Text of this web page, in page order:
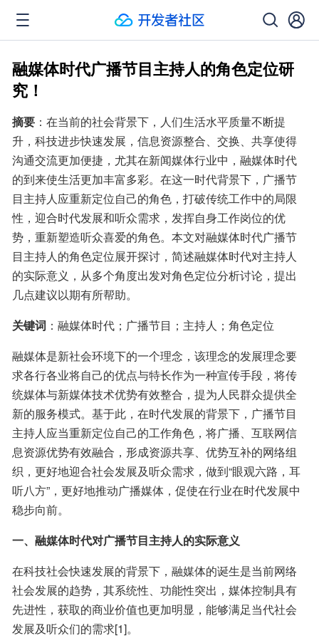
融媒体时代广播节目主持人的角色定位研
究！
摘要 ：在当前的社会背景下，人们生活水平质量不断提
升，科技进步快速发展，信息资源整合、交换、共享使得
沟通交流更加便捷，尤其在新闻媒体行业中，融媒体时代
的到来使生活更加丰富多彩。在这一时代背景下，广播节
目主持人应重新定位自己的角色，打破传统工作中的局限
性，迎合时代发展和听众需求，发挥自身工作岗位的优
势，重新塑造听众喜爱的角色。本文对融媒体时代广播节
目主持人的角色定位展开探讨，简述融媒体时代对主持人
的实际意义，从多个角度出发对角色定位分析讨论，提出
几点建议以期有所帮助。
关键词 ：融媒体时代；广播节目；主持人；角色定位
融媒体是新社会环境下的一个理念，该理念的发展理念要
求各行各业将自己的优点与特长作为一种宣传手段，将传
统媒体与新媒体技术优势有效整合，提为人民群众提供全
新的服务模式。基于此，在时代发展的背景下，广播节目
主持人应当重新定位自己的工作角色，将广播、互联网信
息资源优势有效融合，形成资源共享、优势互补的网络组
织，更好地迎合社会发展及听众需求，做到“眼观六路，耳
听八方”，更好地推动广播媒体，促使在行业在时代发展中
稳步向前。
一、融媒体时代对广播节目主持人的实际意义
在科技社会快速发展的背景下，融媒体的诞生是当前网络
社会发展的趋势，其系统性、功能性突出，媒体控制具有
先进性，获取的商业价值也更加明显，能够满足当代社会
发展及听众们的需求[1]。